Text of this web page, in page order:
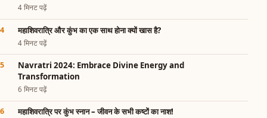
4 मिनट पढ़ें
महाशिवरात्रि और कुंभ का एक साथ होना क्यों खास है?
4 मिनट पढ़ें
Navratri 2024: Embrace Divine Energy and
Transformation
6 मिनट पढ़ें
महाशिवरात्रि पर कुंभ स्नान – जीवन के सभी कष्टों का नाश!